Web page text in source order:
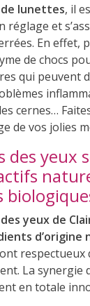
lunettes, il
et
En effet,
de chocs
qui peuvent
cernes…
de vos jolies
des yeux
yeux de
respectueux
La synergie
en totale